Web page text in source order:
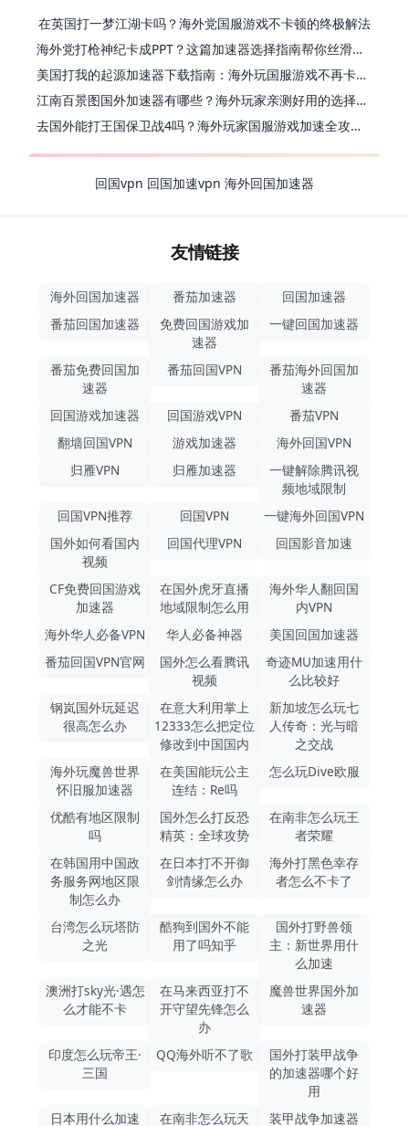
在英国打一梦江湖卡吗？海外党国服游戏不卡顿的终极解法
海外党打枪神纪卡成PPT？这篇加速器选择指南帮你丝滑上分
美国打我的起源加速器下载指南：海外玩国服游戏不再卡的终极方案
江南百景图国外加速器有哪些？海外玩家亲测好用的选择与避坑指南
去国外能打王国保卫战4吗？海外玩家国服游戏加速全攻略（附公主连结幻想江湖实测）
回国vpn 回国加速vpn 海外回国加速器
友情链接
海外回国加速器 番茄加速器
回国加速器
番茄回国加速器
免费回国游戏加
速器
一键回国加速器
番茄免费回国加
速器
番茄回国VPN
番茄海外回国加
速器
回国游戏加速器
回国游戏VPN
番茄VPN
翻墙回国VPN
游戏加速器
海外回国VPN
归雁VPN
归雁加速器
一键解除腾讯视
频地域限制
回国VPN推荐
回国VPN
一键海外回国VPN
国外如何看国内
视频
回国代理VPN 回国影音加速
CF免费回国游戏
加速器
在国外虎牙直播
地域限制怎么用
海外华人翻回国
内VPN
海外华人必备VPN
华人必备神器
美国回国加速器
番茄回国VPN官网
国外怎么看腾讯
视频
奇迹MU加速用什
么比较好
钢岚国外玩延迟
很高怎么办
在意大利用掌上
12333怎么把定位
修改到中国国内
新加坡怎么玩七
人传奇：光与暗
之交战
海外玩魔兽世界
怀旧服加速器
在美国能玩公主
连结：Re吗
怎么玩Dive欧服
优酷有地区限制
吗
国外怎么打反恐
精英：全球攻势
在南非怎么玩王
者荣耀
在韩国用中国政
务服务网地区限
制怎么办
在日本打不开御
剑情缘怎么办
海外打黑色幸存
者怎么不卡了
台湾怎么玩塔防
之光
酷狗到国外不能
用了吗知乎
国外打野兽领
主：新世界用什
么加速
澳洲打sky光·遇怎
么才能不卡
在马来西亚打不
开守望先锋怎么
办
魔兽世界国外加
速器
印度怎么玩帝王·
三国
QQ海外听不了歌
国外打装甲战争
的加速器哪个好
用
日本用什么加速
在南非怎么玩天 装甲战争加速器